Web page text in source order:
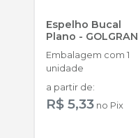
Espelho Bucal
Plano - GOLGRAN
Embalagem com 1
unidade
a partir de:
R$ 5,33 no Pix